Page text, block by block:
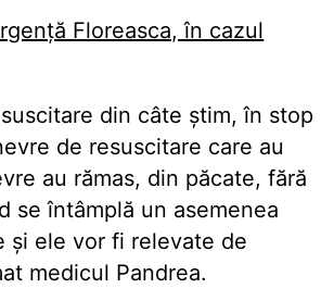
Floreasca, în cazul
din câte știm, în stop
de resuscitare care au
au rămas, din păcate, fără
se întâmplă un asemenea
și ele vor fi relevate de
medicul Pandrea.